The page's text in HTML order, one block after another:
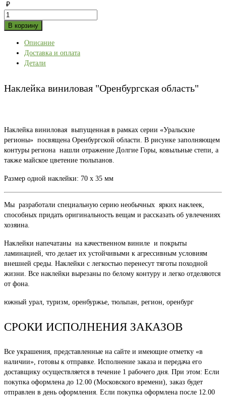
₽
Количество
товара
виниловая
"Оренбургская
область"
В корзину
Описание
Доставка и оплата
Детали
Наклейка виниловая "Оренбургская область"
Наклейка виниловая выпущенная в рамках серии «Уральские
регионы» посвящена Оренбургской области. В рисунке заполняющем
контуры региона нашли отражение Долгие Горы, ковыльные степи, а
также майское цветение тюльпанов.
Размер одной наклейки: 70 х 35 мм
Мы разработали специальную серию необычных ярких наклеек,
способных придать оригинальность вещам и рассказать об увлечениях
хозяина.
Наклейки напечатаны на качественном виниле и покрыты
ламинацией, что делает их устойчивыми к агрессивным условиям
внешней среды. Наклейки с легкостью перенесут тяготы походной
жизни. Все наклейки вырезаны по белому контуру и легко отделяются
от фона.
южный урал, туризм, оренбуржье, тюльпан, регион, оренбург
СРОКИ ИСПОЛНЕНИЯ ЗАКАЗОВ
Все украшения, представленные на сайте и имеющие отметку «в
наличии», готовы к отправке. Исполнение заказа и передача его
доставщику осуществляется в течение 1 рабочего дня. При этом: Если
покупка оформлена до 12.00 (Московского времени), заказ будет
отправлен в день оформления. Если покупка оформлена после 12.00